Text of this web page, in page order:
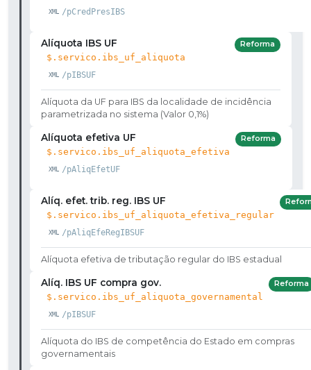
/pCredPresIBS
Alíquota IBS UF
$.servico.ibs_uf_aliquota
/pIBSUF
Reforma
Alíquota da UF para IBS da localidade de incidência
parametrizada no sistema (Valor 0,1%)
Alíquota efetiva UF
$.servico.ibs_uf_aliquota_efetiva
/pAliqEfetUF
Reforma
Alíq. efet. trib. reg. IBS UF
$.servico.ibs_uf_aliquota_efetiva_regular
/pAliqEfeRegIBSUF
Alíquota efetiva de tributação regular do IBS estadual
Alíq. IBS UF compra gov.
$.servico.ibs_uf_aliquota_governamental
/pIBSUF
Reforma
Alíquota do IBS de competência do Estado em compras
governamentais